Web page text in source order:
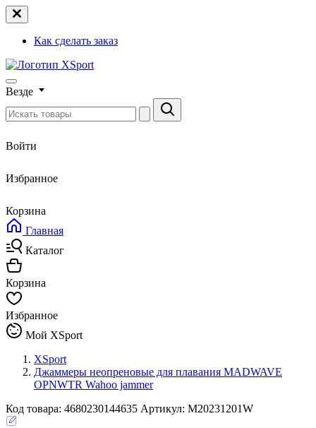
Как сделать заказ
Везде
Войти
Избранное
Корзина
Главная
Каталог
Корзина
Избранное
Мой XSport
XSport
Джаммеры неопреновые для плавания MADWAVE
OPNWTR Wahoo jammer
Код товара: 4680230144635 Артикул: M20231201W